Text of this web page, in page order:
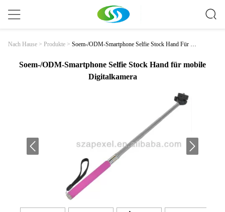
Nach Hause > Produkte > Soem-/ODM-Smartphone Selfie Stock Hand Für Mo
Soem-/ODM-Smartphone Selfie Stock Hand für mobile
Digitalkamera